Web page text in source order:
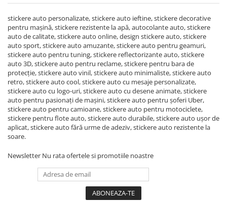
stickere auto personalizate, stickere auto ieftine, stickere decorative
pentru mașină, stickere rezistente la apă, autocolante auto, stickere
auto de calitate, stickere auto online, design stickere auto, stickere
auto sport, stickere auto amuzante, stickere auto pentru geamuri,
stickere auto pentru tuning, stickere reflectorizante auto, stickere
auto 3D, stickere auto pentru reclame, stickere pentru bara de
protecție, stickere auto vinil, stickere auto minimaliste, stickere auto
retro, stickere auto cool, stickere auto cu mesaje personalizate,
stickere auto cu logo-uri, stickere auto cu desene animate, stickere
auto pentru pasionați de mașini, stickere auto pentru șoferi Uber,
stickere auto pentru camioane, stickere auto pentru motociclete,
stickere pentru flote auto, stickere auto durabile, stickere auto ușor de
aplicat, stickere auto fără urme de adeziv, stickere auto rezistente la
soare.
Newsletter Nu rata ofertele si promotiile noastre